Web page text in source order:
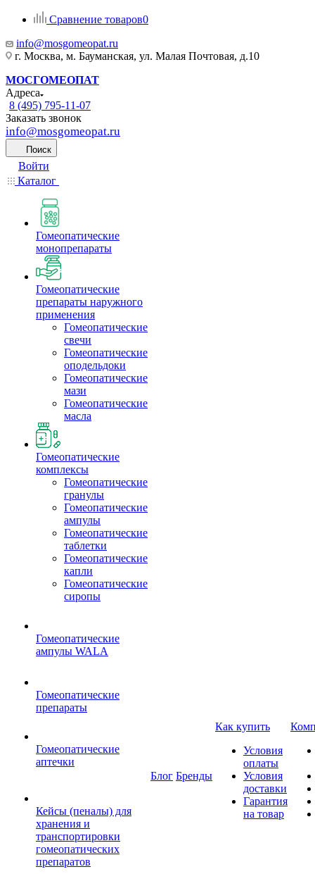
Сравнение товаров0
info@mosgomeopat.ru
г. Москва, м. Бауманская, ул. Малая Почтовая, д.10
МОСГОМЕОПАТ
Адреса
8 (495) 795-11-07
Заказать звонок
info@mosgomeopat.ru
Поиск
Войти
Каталог
Гомеопатические
монопрепараты
Гомеопатические
препараты наружного
применения
Гомеопатические
свечи
Гомеопатические
оподельдоки
Гомеопатические
мази
Гомеопатические
масла
Гомеопатические
комплексы
Гомеопатические
гранулы
Гомеопатические
ампулы
Гомеопатические
таблетки
Гомеопатические
капли
Гомеопатические
сиропы
Гомеопатические
ампулы WALA
Гомеопатические
препараты
Гомеопатические
аптечки
Кейсы (пеналы) для
хранения и
транспортировки
гомеопатических
препаратов
Блог Бренды
Как купить
Условия
оплаты
Условия
доставки
Гарантия
на товар